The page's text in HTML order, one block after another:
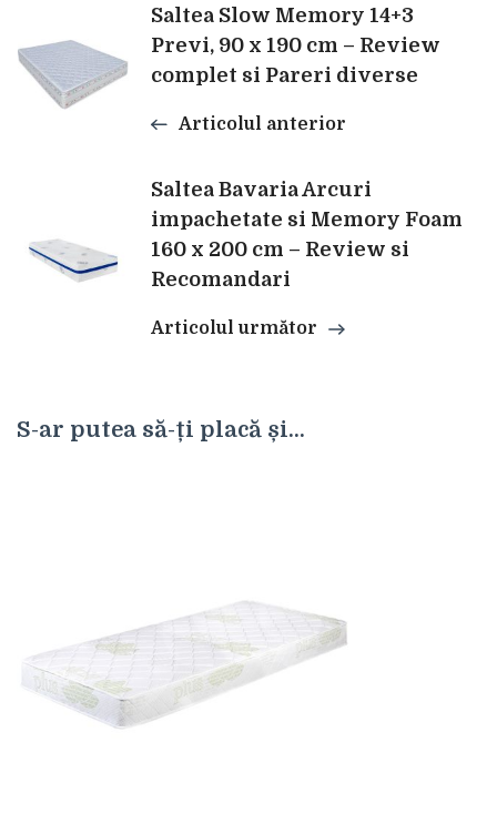
Navigare
în
articole
Saltea Slow Memory 14+3
Previ, 90 x 190 cm – Review
complet si Pareri diverse
Articolul anterior
Saltea Bavaria Arcuri
impachetate si Memory Foam
160 x 200 cm – Review si
Recomandari
Articolul următor
S-ar putea să-ți placă și...